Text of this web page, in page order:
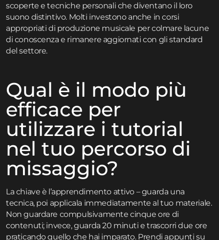
scoperte e tecniche personali che diventano il loro
suono distintivo. Molti investono anche in corsi
appropriati di produzione musicale per colmare lacune
di conoscenza e rimanere aggiornati con gli standard
del settore.
Qual è il modo più
efficace per
utilizzare i tutorial
nel tuo percorso di
missaggio?
La chiave è l’apprendimento attivo – guarda una
tecnica, poi applicala immediatamente al tuo materiale.
Non guardare compulsivamente cinque ore di
contenuti; invece, guarda 20 minuti e trascorri due ore
praticando quello che hai imparato. Prendi appunti su